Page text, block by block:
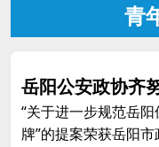
青
岳阳公安政协齐
“关于进一步规范岳
牌”的提案荣获岳阳